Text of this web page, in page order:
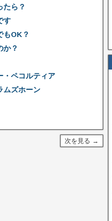
たら？
す
もOK？
か？
・ペコルティア
ムズホーン
次を見る →